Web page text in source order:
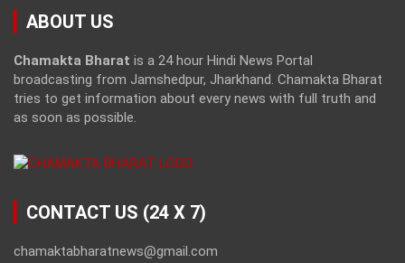
ABOUT US
Chamakta Bharat is a 24 hour Hindi News Portal
broadcasting from Jamshedpur, Jharkhand. Chamakta Bharat
tries to get information about every news with full truth and
as soon as possible.
CONTACT US (24 X 7)
chamaktabharatnews@gmail.com